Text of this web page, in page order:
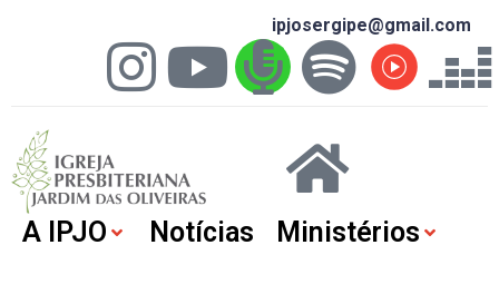
ipjosergipe@gmail.com
A IPJO Notícias Ministérios